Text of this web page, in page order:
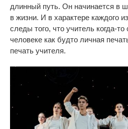
длинный путь. Он начинается в
в жизни. И в характере каждого из
следы того, что учитель когда-то
человеке как будто личная
печать учителя.